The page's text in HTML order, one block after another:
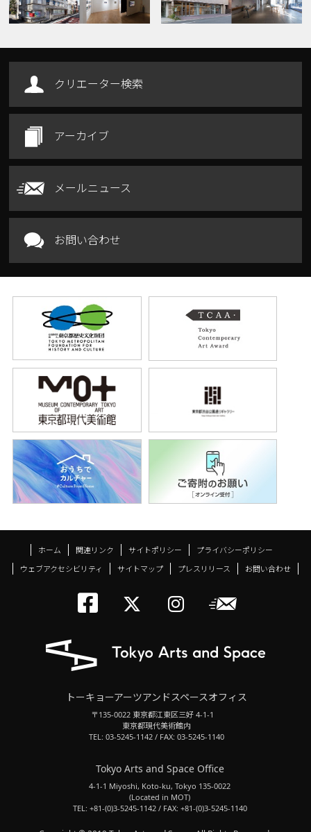
クリエーター検索
アーカイブ
メールニュース
お問い合わせ
ホーム 関連リンク サイトポリシー
プライバシーポリシー
ウェブアクセシビリティ
サイトマップ プレスリリース お問い合わせ
トーキョーアーツ
メールニ
トーキョーアーツアンドスペースオフィス
〒135-0022 東京都江東区三好 4-1-1
東京都現代美術館内
TEL: 03-5245-1142 / FAX: 03-5245-1140
Tokyo Arts and Space Office
4-1-1 Miyoshi, Koto-ku, Tokyo 135-0022
(Located in MOT)
TEL: +81-(0)3-5245-1142 / FAX: +81-(0)3-5245-1140